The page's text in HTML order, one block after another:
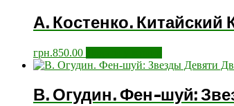
А. Костенко. Китайский
грн.850.00
В. Огудин. Фен-шуй: